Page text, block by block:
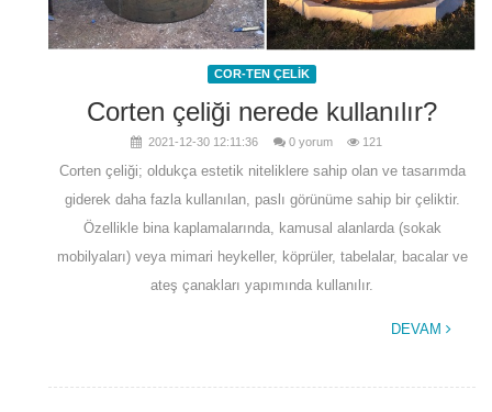
COR-TEN ÇELİK
Corten çeliği nerede kullanılır?
2021-12-30 12:11:36 0 yorum 121
Corten çeliği; oldukça estetik niteliklere sahip olan ve tasarımda
giderek daha fazla kullanılan, paslı görünüme sahip bir çeliktir.
Özellikle bina kaplamalarında, kamusal alanlarda (sokak
mobilyaları) veya mimari heykeller, köprüler, tabelalar, bacalar ve
ateş çanakları yapımında kullanılır.
DEVAM